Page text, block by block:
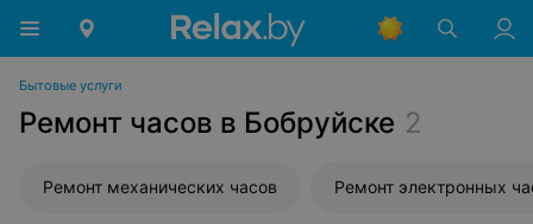
Бытовые услуги
Ремонт часов в Бобруйске 2
Ремонт механических часов Ремонт электронных